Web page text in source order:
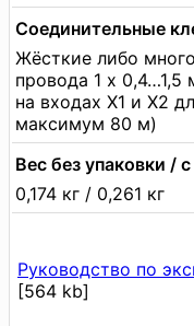
Соединительные
Жёсткие либо
провода 1 x 0,4…1,5
на входах X1 и X2
максимум 80 м)
Вес без упаковки /
0,174 кг / 0,261 кг
Руководство по
[564 kb]